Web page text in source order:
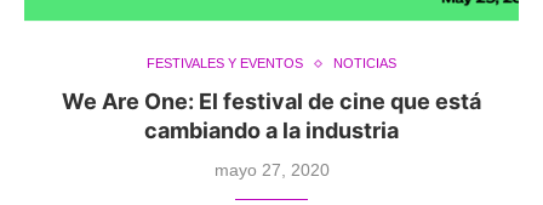
FESTIVALES Y EVENTOS NOTICIAS
We Are One: El festival de cine que está
cambiando a la industria
mayo 27, 2020